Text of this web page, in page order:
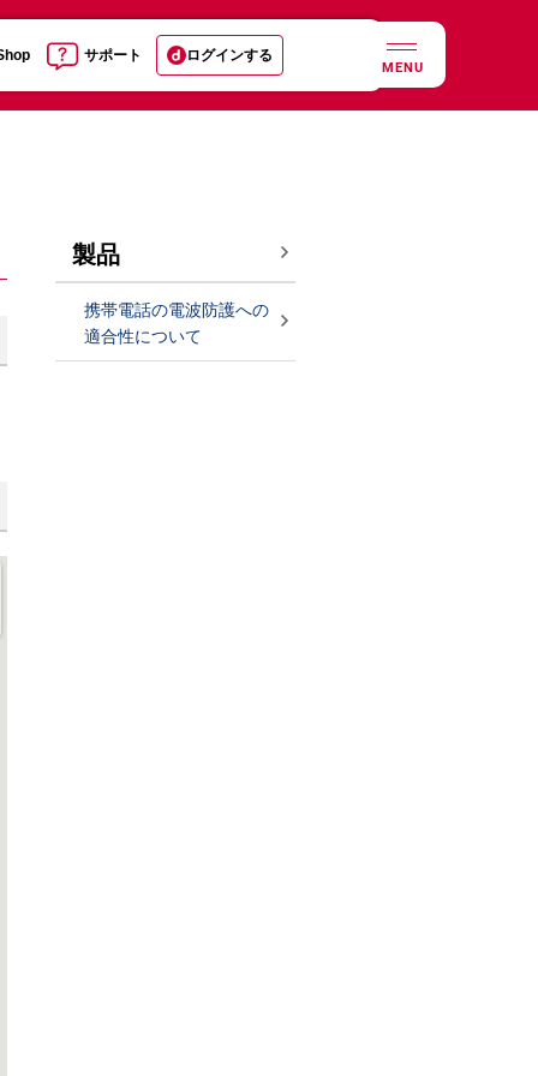
サポート ログインする
MENU
製品
携帯電話の電波防護への
適合性について